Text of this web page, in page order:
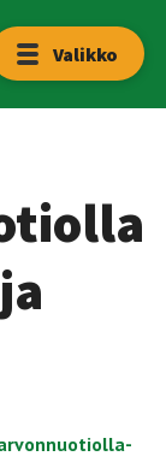
Valikko